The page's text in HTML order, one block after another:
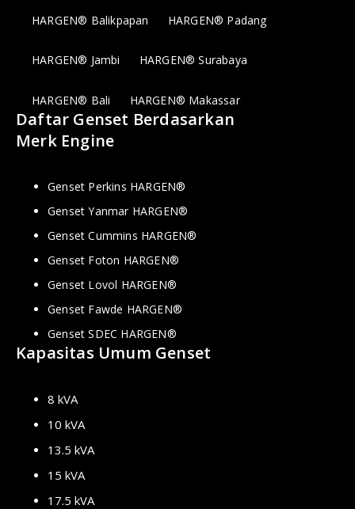
HARGEN® Balikpapan HARGEN® Padang
HARGEN® Jambi HARGEN® Surabaya
HARGEN® Bali HARGEN® Makassar
Daftar Genset Berdasarkan
Merk Engine
Genset Perkins HARGEN®
Genset Yanmar HARGEN®
Genset Cummins HARGEN®
Genset Foton HARGEN®
Genset Lovol HARGEN®
Genset Fawde HARGEN®
Genset SDEC HARGEN®
Kapasitas Umum Genset
8 kVA
10 kVA
13.5 kVA
15 kVA
17.5 kVA